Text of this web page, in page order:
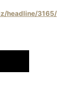
headline/3165/